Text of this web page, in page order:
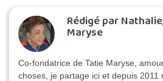
Rédigé par
Maryse
Co-fondatrice de Tatie Maryse,
choses, je partage ici et depuis 2011